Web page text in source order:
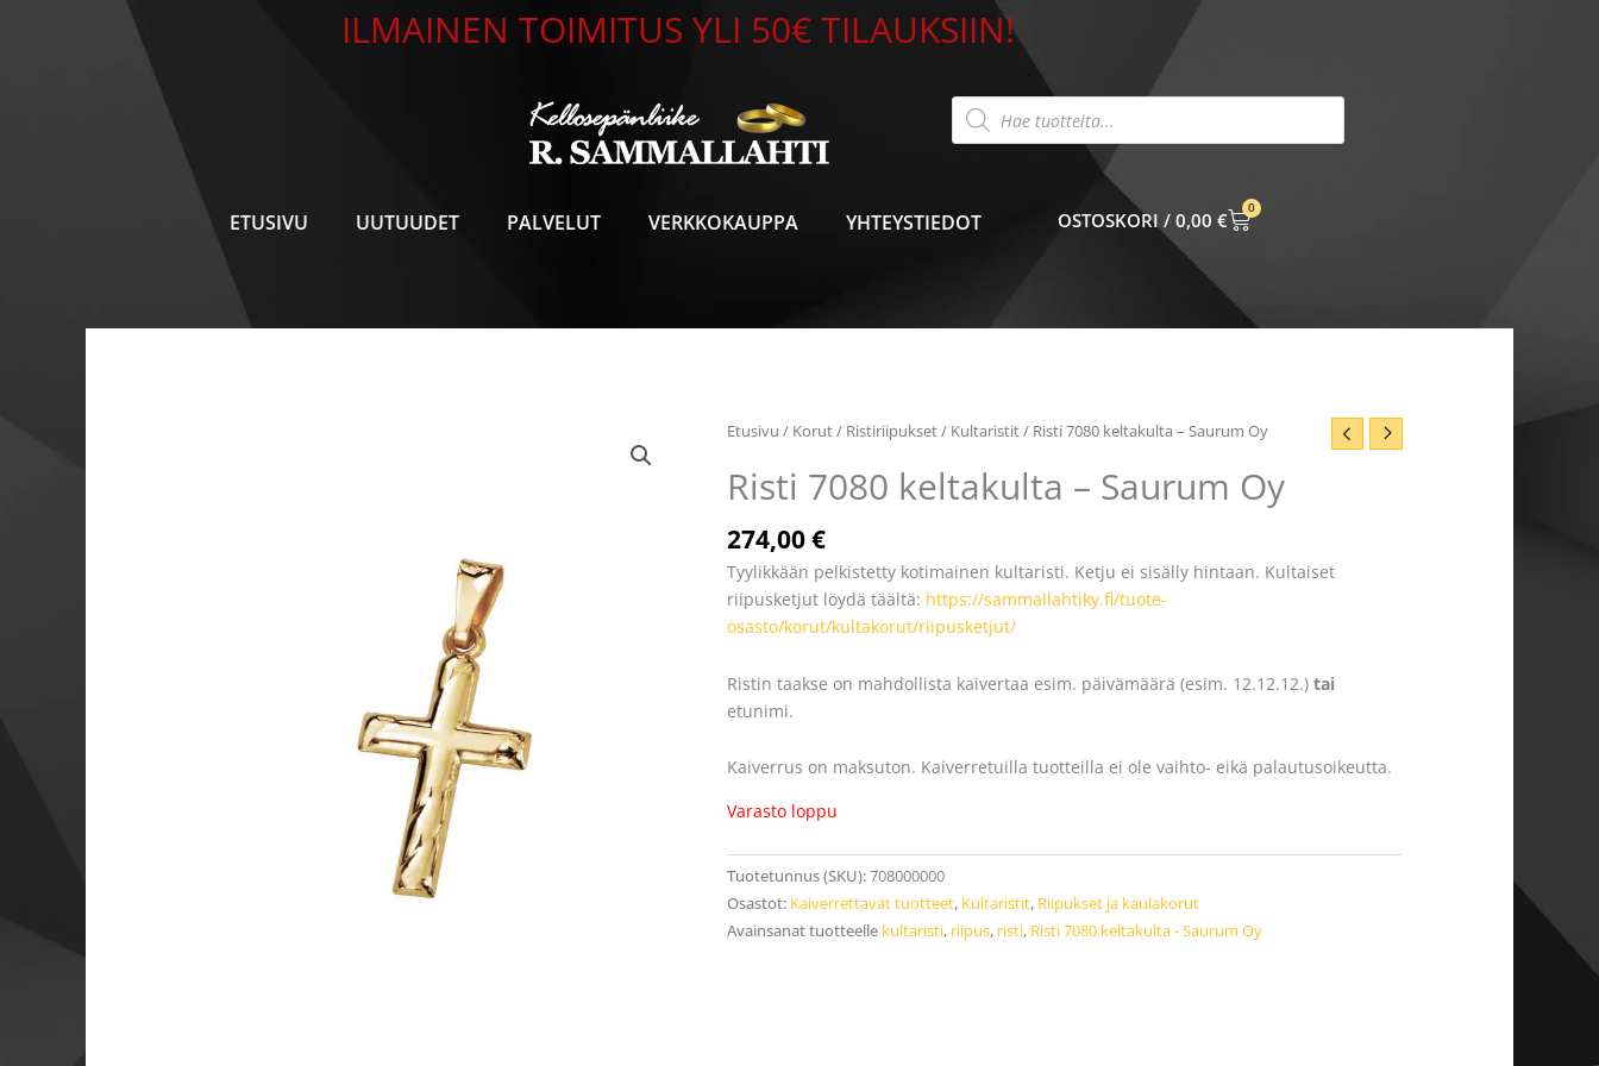
ILMAINEN TOIMITUS YLI 50€ TILAUKSIIN!
Products
search
ETUSIVU UUTUUDET PALVELUT VERKKOKAUPPA YHTEYSTIEDOT 0,00 €
0
CART
Etusivu / Korut/ Ristiriipukset/ Kultaristit/ Risti 7080 keltakulta – Saurum Oy
Risti 7080 keltakulta – Saurum Oy
274,00€
Tyylikkään pelkistetty kotimainen kultaristi. Ketju ei sisälly hintaan. Kultaiset
riipusketjut löydä täältä: https://sammallahtiky.fi/tuote-
osasto/korut/kultakorut/riipusketjut/
Ristin taakse on mahdollista kaivertaa esim. päivämäärä (esim. 12.12.12.)tai
etunimi.
Kaiverrus on maksuton. Kaiverretuilla tuotteilla ei ole vaihto- eikä palautusoikeutta.
Varasto loppu
Tuotetunnus (SKU):708000000
Osastot: Kaiverrettavat tuotteet, Kultaristit, Riipukset ja kaulakorut
Avainsanat tuotteelle kultaristi, riipus, risti, Risti 7080 keltakulta - Saurum Oy